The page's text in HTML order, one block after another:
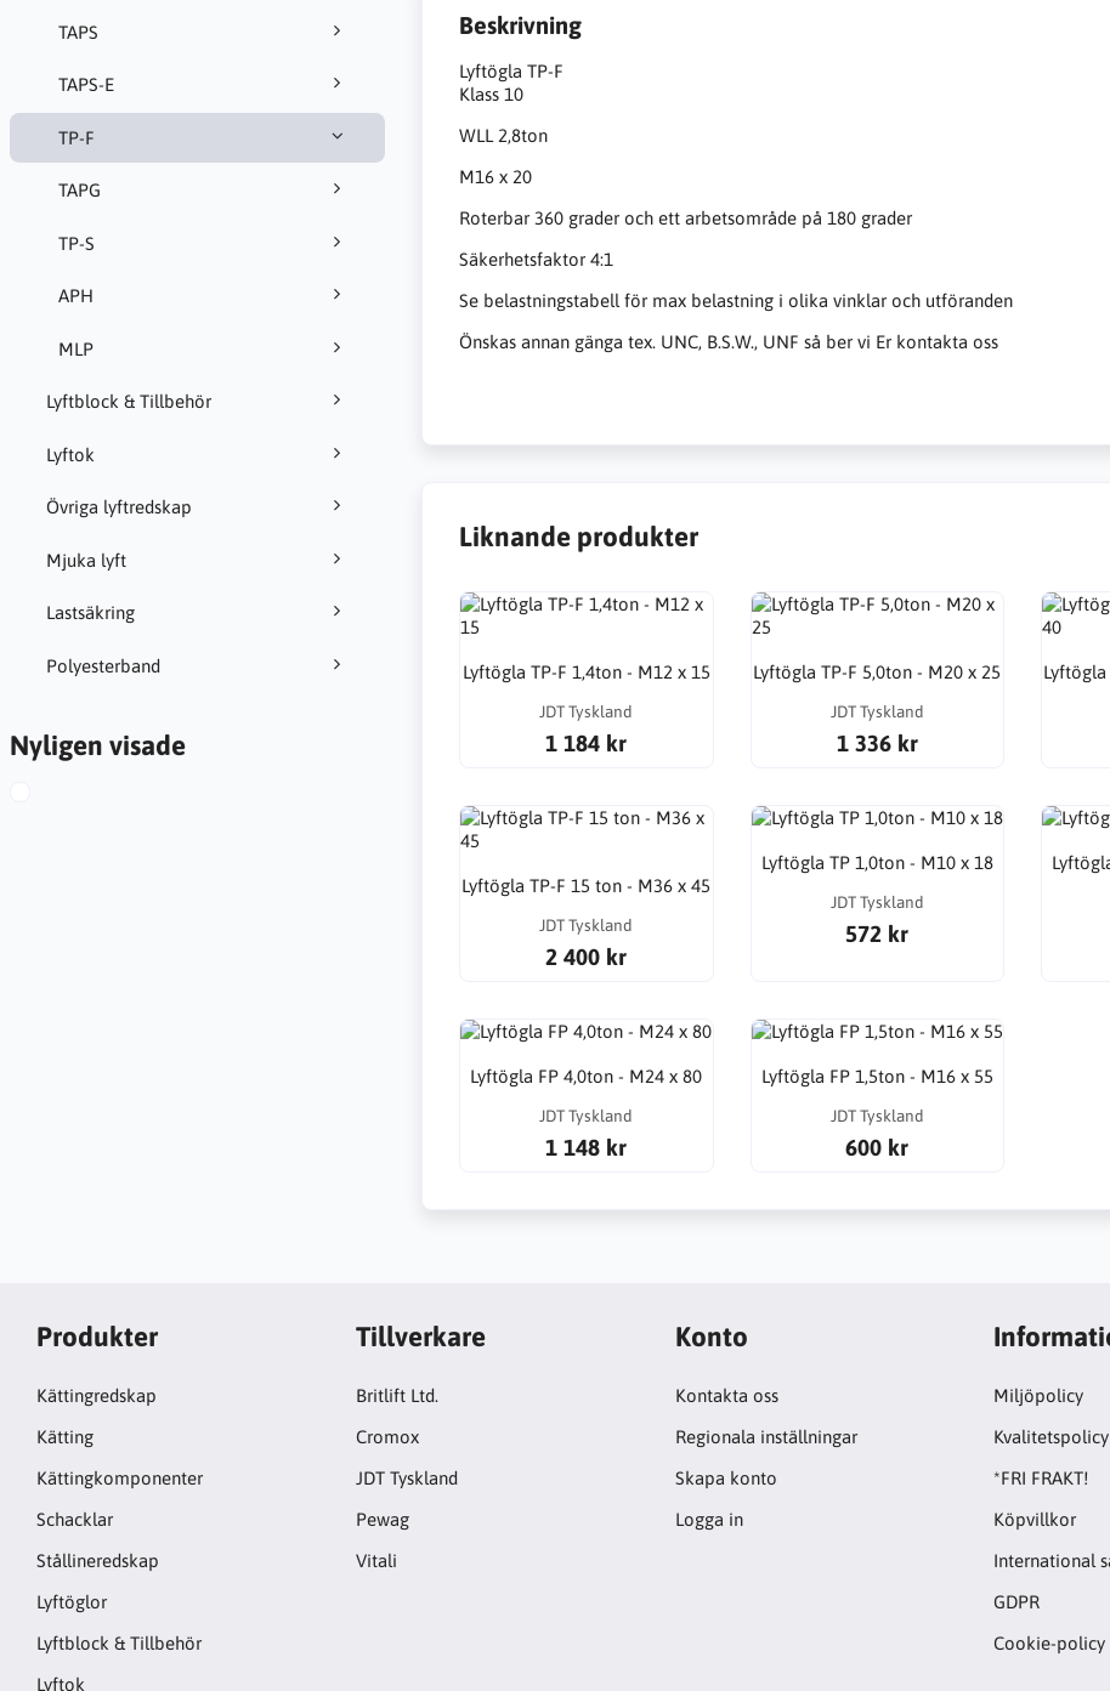
TAPS
TAPS-E
TP-F
TAPG
TP-S
APH
MLP
Lyftblock & Tillbehör
Lyftok
Övriga lyftredskap
Mjuka lyft
Lastsäkring
Polyesterband
Nyligen visade
Beskrivning
Lyftögla TP-F
Klass 10
WLL 2,8ton
M16 x 20
Roterbar 360 grader och ett arbetsområde på 180 grader
Säkerhetsfaktor 4:1
Se belastningstabell för max belastning i olika vinklar och utföranden
Önskas annan gänga tex. UNC, B.S.W., UNF så ber vi Er kontakta oss
Liknande produkter
Lyftögla TP-F 1,4ton - M12 x 15
JDT Tyskland
1 184 kr
Lyftögla TP-F 5,0ton - M20 x 25
JDT Tyskland
1 336 kr
Lyftögla TP-F 15 ton - M36 x 45
JDT Tyskland
2 400 kr
Lyftögla TP 1,0ton - M10 x 18
JDT Tyskland
572 kr
Lyftögla FP 4,0ton - M24 x 80
JDT Tyskland
1 148 kr
Lyftögla FP 1,5ton - M16 x 55
JDT Tyskland
600 kr
Produkter
Kättingredskap
Kätting
Kättingkomponenter
Schacklar
Stållineredskap
Lyftöglor
Lyftblock & Tillbehör
Lyftok
Tillverkare
Britlift Ltd.
Cromox
JDT Tyskland
Pewag
Vitali
Konto
Kontakta oss
Regionala inställningar
Skapa konto
Logga in
Miljöpolicy
Kvalitetspolicy
*FRI FRAKT!
Köpvillkor
International
GDPR
Cookie-policy